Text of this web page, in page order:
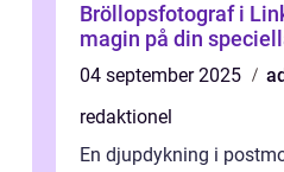
Bröllopsfotograf i
magin på din
04 september 2025
redaktionel
En djupdykning i